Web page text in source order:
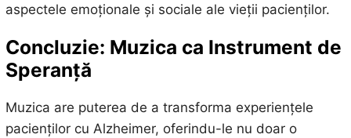
aspectele emoționale și sociale ale vieții pacienților.
Concluzie: Muzica ca Instrument de
Speranță
Muzica are puterea de a transforma experiențele
pacienților cu Alzheimer, oferindu-le nu doar o